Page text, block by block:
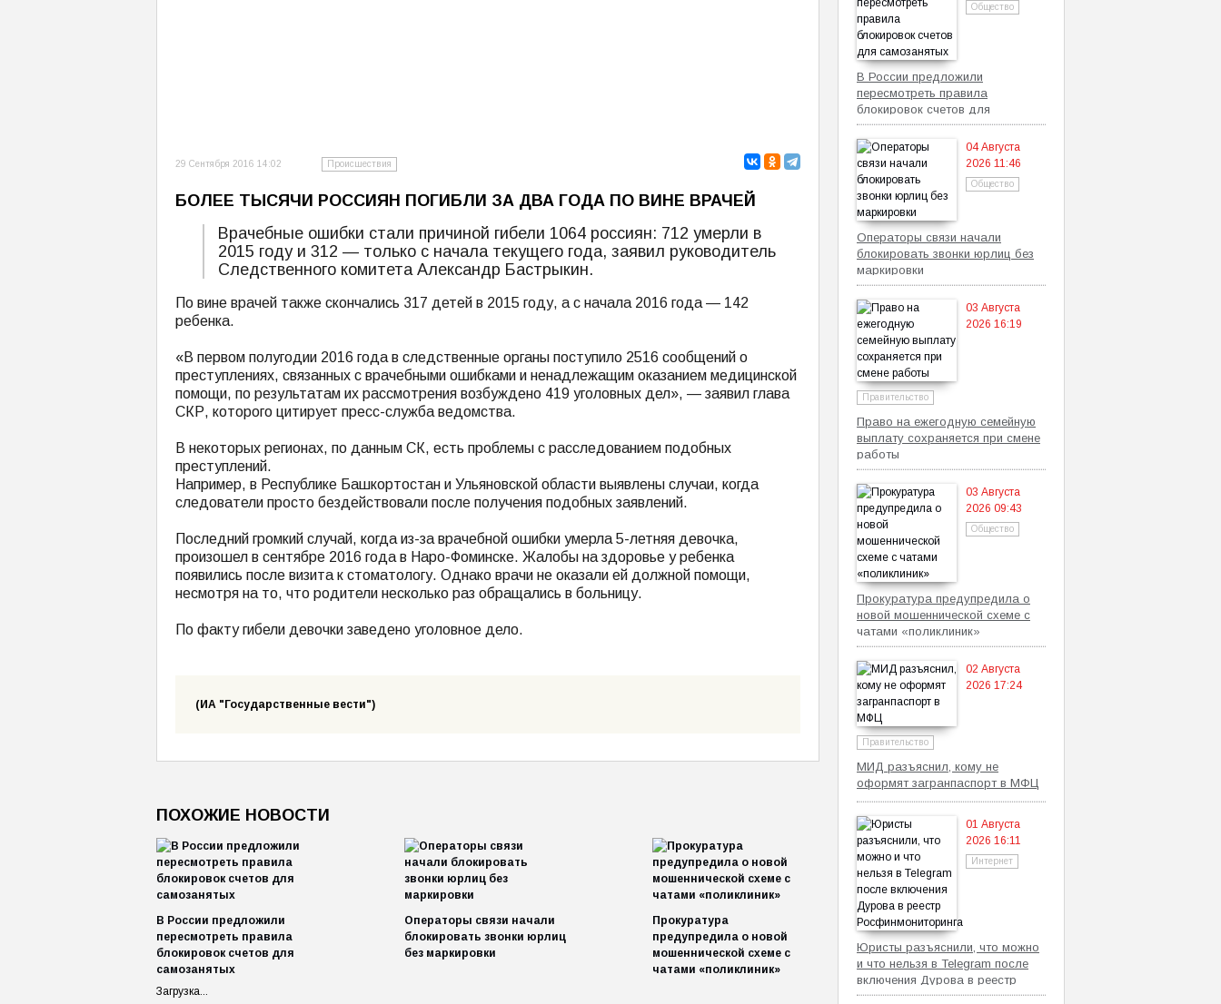
29 Сентября 2016 14:02 Происшествия
БОЛЕЕ ТЫСЯЧИ РОССИЯН ПОГИБЛИ ЗА ДВА ГОДА ПО ВИНЕ ВРАЧЕЙ
Врачебные ошибки стали причиной гибели 1064 россиян: 712 умерли в
2015 году и 312 — только с начала текущего года, заявил руководитель
Следственного комитета Александр Бастрыкин.
По вине врачей также скончались 317 детей в 2015 году, а с начала 2016 года — 142
ребенка.
«В первом полугодии 2016 года в следственные органы поступило 2516 сообщений о
преступлениях, связанных с врачебными ошибками и ненадлежащим оказанием медицинской
помощи, по результатам их рассмотрения возбуждено 419 уголовных дел», — заявил глава
СКР, которого цитирует пресс-служба ведомства.
В некоторых регионах, по данным СК, есть проблемы с расследованием подобных
преступлений.
Например, в Республике Башкортостан и Ульяновской области выявлены случаи, когда
следователи просто бездействовали после получения подобных заявлений.
Последний громкий случай, когда из-за врачебной ошибки умерла 5-летняя девочка,
произошел в сентябре 2016 года в Наро-Фоминске. Жалобы на здоровье у ребенка
появились после визита к стоматологу. Однако врачи не оказали ей должной помощи,
несмотря на то, что родители несколько раз обращались в больницу.
По факту гибели девочки заведено уголовное дело.
(ИА "Государственные вести")
ПОХОЖИЕ НОВОСТИ
В России предложили
пересмотреть правила
блокировок счетов для
самозанятых
Операторы связи начали
блокировать звонки юрлиц
без маркировки
Прокуратура
предупредила о новой
мошеннической схеме с
чатами «поликлиник»
Загрузка...
Общество
В России предложили
пересмотреть правила
блокировок счетов для
самозанятых
04 Августа
2026 11:46
Общество
Операторы связи начали
блокировать звонки юрлиц без
маркировки
03 Августа
2026 16:19
Правительство
Право на ежегодную семейную
выплату сохраняется при смене
работы
03 Августа
2026 09:43
Общество
Прокуратура предупредила о
новой мошеннической схеме с
чатами «поликлиник»
02 Августа
2026 17:24
Правительство
МИД разъяснил, кому не
оформят загранпаспорт в МФЦ
01 Августа
2026 16:11
Интернет
Юристы разъяснили, что можно
и что нельзя в Telegram после
включения Дурова в реестр
Росфинмониторинга